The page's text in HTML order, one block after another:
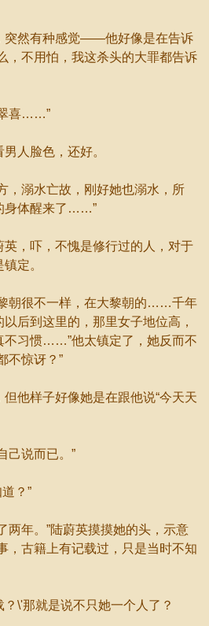
然有种感觉——他好像是在告诉
，不用怕，我这杀头的大罪都告诉
喜……”
人脸色，还好。
溺水亡故，刚好她也溺水，所
身体醒来了……”
，吓，不愧是修行过的人，对于
定。
很不一样，在大黎朝的……千年
后到这里的，那里女子地位高，
不习惯……”他太镇定了，她反而不
不惊讶？”
样子好像她是在跟他说“今天天
说而已。”
？”
年。”陆蔚英摸摸她的头，示意
，古籍上有记载过，只是当时不知
\'那就是说不只她一个人了？